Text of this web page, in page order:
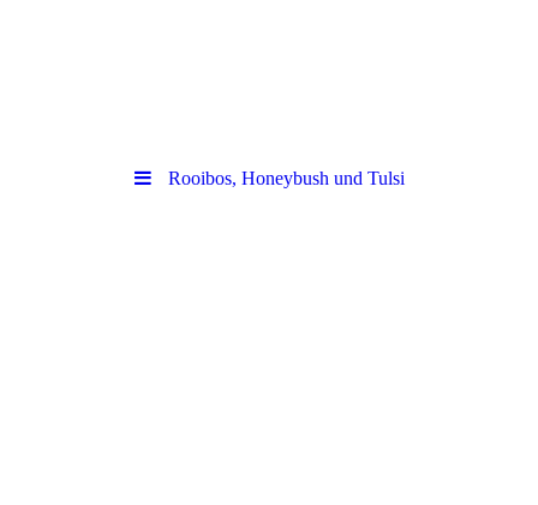
Rooibos, Honeybush und Tulsi